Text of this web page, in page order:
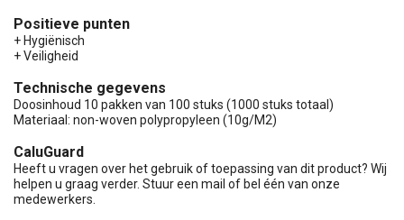
Positieve punten
+ Hygiënisch
+ Veiligheid
Technische gegevens
Doosinhoud 10 pakken van 100 stuks (1000 stuks totaal)
Materiaal: non-woven polypropyleen (10g/M2)
CaluGuard
Heeft u vragen over het gebruik of toepassing van dit product? Wij
helpen u graag verder. Stuur een mail of bel één van onze
medewerkers.